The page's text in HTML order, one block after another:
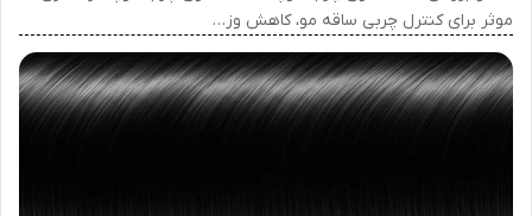
موثر برای کنترل چربی ساقه مو، کاهش وز…